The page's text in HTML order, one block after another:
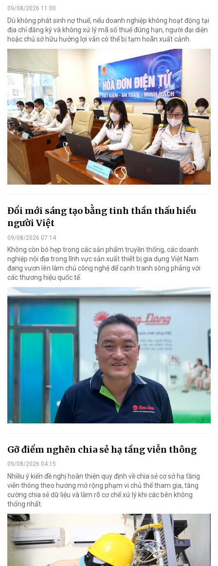
09/08/2026 11:00
Dù không phát sinh nợ thuế, nếu doanh nghiệp không hoạt động tại
địa chỉ đăng ký và không xử lý mã số thuế đúng hạn, người đại diện
hoặc chủ sở hữu hưởng lợi vẫn có thể bị tạm hoãn xuất cảnh.
Đổi mới sáng tạo bằng tinh thần thấu hiểu
người Việt
09/08/2026 07:14
Không còn bó hẹp trong các sản phẩm truyền thống, các doanh
nghiệp nội địa trong lĩnh vực sản xuất thiết bị gia dụng Việt Nam
đang vươn lên làm chủ công nghệ để cạnh tranh sòng phẳng với
các thương hiệu quốc tế.
Gỡ điểm nghẽn chia sẻ hạ tầng viễn thông
09/08/2026 04:15
Nhiều ý kiến đề nghị hoàn thiện quy định về chia sẻ cơ sở hạ tầng
viễn thông theo hướng mở rộng phạm vi chủ thể tham gia, tăng
cường chia sẻ dữ liệu và làm rõ cơ chế xử lý khi các bên không
thống nhất.